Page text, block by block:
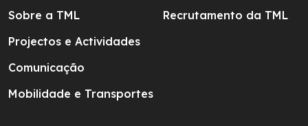
Sobre a TML
Projectos e Actividades
Comunicação
Mobilidade e Transportes
Recrutamento da TML